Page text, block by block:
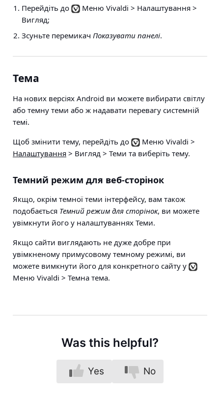
Перейдіть до
Меню Vivaldi > Налаштування >
Вигляд;
Зсуньте перемикач Показувати панелі.
Тема
На нових версіях Android ви можете вибирати світлу
або темну теми або ж надавати перевагу системній
темі.
Щоб змінити тему, перейдіть до
Меню Vivaldi >
Налаштування > Вигляд > Теми та виберіть тему.
Темний режим для веб-сторінок
Якщо, окрім темної теми інтерфейсу, вам також
подобається Темний режим для сторінок, ви можете
увімкнути його у налаштуваннях Теми.
Якщо сайти виглядають не дуже добре при
увімкненому примусовому темному режимі, ви
можете вимкнути його для конкретного сайту у
Меню Vivaldi > Темна тема.
Was this helpful?
Yes No